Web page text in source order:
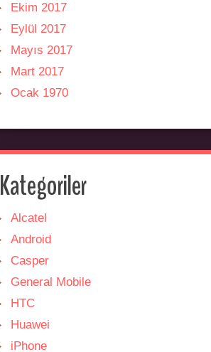
Ekim 2017
Eylül 2017
Mayıs 2017
Mart 2017
Ocak 1970
Kategoriler
Alcatel
Android
Casper
General Mobile
HTC
Huawei
iPhone